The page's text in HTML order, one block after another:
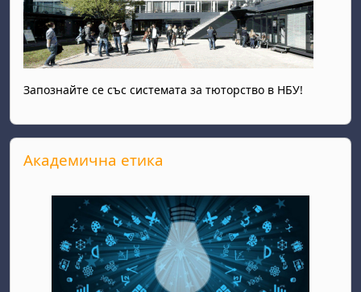
Запознайте се със системата за тюторство в НБУ!
Прескочи Академична етика
Академична етика